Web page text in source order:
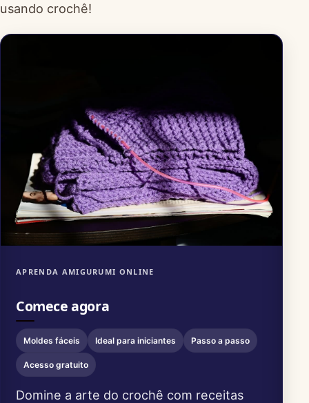
usando crochê!
APRENDA AMIGURUMI ONLINE
Comece agora
Moldes fáceis Ideal para iniciantes Passo a passo
Acesso gratuito
Domine a arte do crochê com receitas